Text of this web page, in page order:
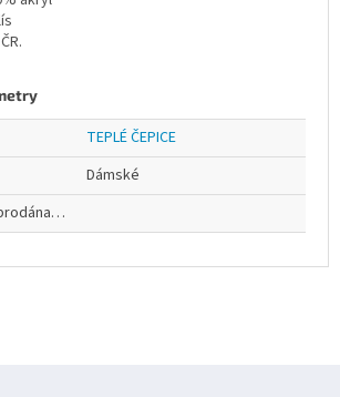
TEPLÉ ČEPICE
Dámské